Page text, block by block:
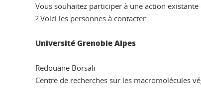
Vous souhaitez participer à une action
? Voici les personnes à contacter :
Université Grenoble Alpes
Redouane Borsali
Centre de recherches sur les macromolécules